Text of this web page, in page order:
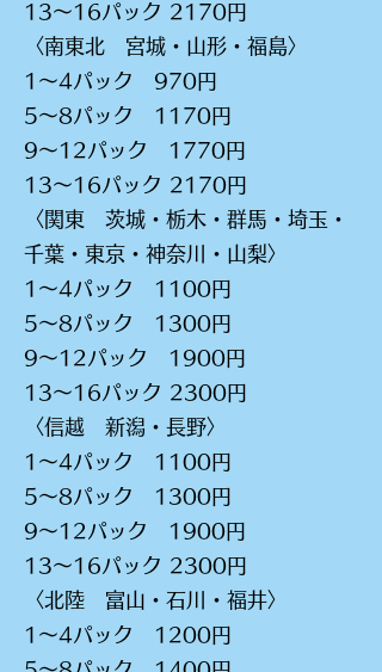
13～16パック 2170円
〈南東北 宮城・山形・福島〉
1～4パック 970円
5～8パック 1170円
9～12パック 1770円
13～16パック 2170円
〈関東 茨城・栃木・群馬・埼玉・
千葉・東京・神奈川・山梨〉
1～4パック 1100円
5～8パック 1300円
9～12パック 1900円
13～16パック 2300円
〈信越 新潟・長野〉
1～4パック 1100円
5～8パック 1300円
9～12パック 1900円
13～16パック 2300円
〈北陸 富山・石川・福井〉
1～4パック 1200円